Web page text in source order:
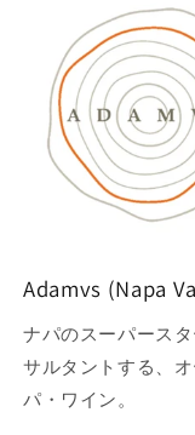
Adamvs (Napa
ナパのスーパース
サルタントする、
パ・ワイン。